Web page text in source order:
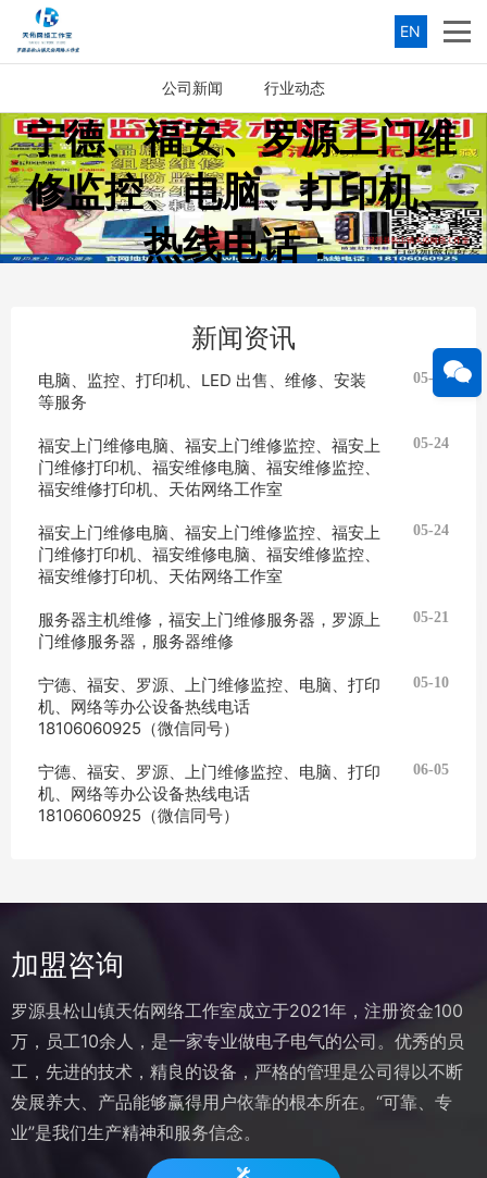
EN
公司新闻 行业动态
宁德、福安、罗源上门维
修监控、电脑、打印机、
热线电话：
号）
新闻资讯
电脑、监控、打印机、LED 出售、维修、安装
等服务
05-27
福安上门维修电脑、福安上门维修监控、福安上
门维修打印机、福安维修电脑、福安维修监控、
福安维修打印机、天佑网络工作室
05-24
福安上门维修电脑、福安上门维修监控、福安上
门维修打印机、福安维修电脑、福安维修监控、
福安维修打印机、天佑网络工作室
05-24
服务器主机维修，福安上门维修服务器，罗源上
门维修服务器，服务器维修
05-21
宁德、福安、罗源、上门维修监控、电脑、打印
机、网络等办公设备热线电话
18106060925（微信同号）
05-10
宁德、福安、罗源、上门维修监控、电脑、打印
机、网络等办公设备热线电话
18106060925（微信同号）
06-05
加盟咨询
罗源县松山镇天佑网络工作室成立于2021年，注册资金100
万，员工10余人，是一家专业做电子电气的公司。优秀的员
工，先进的技术，精良的设备，严格的管理是公司得以不断
发展养大、产品能够赢得用户依靠的根本所在。“可靠、专
业”是我们生产精神和服务信念。